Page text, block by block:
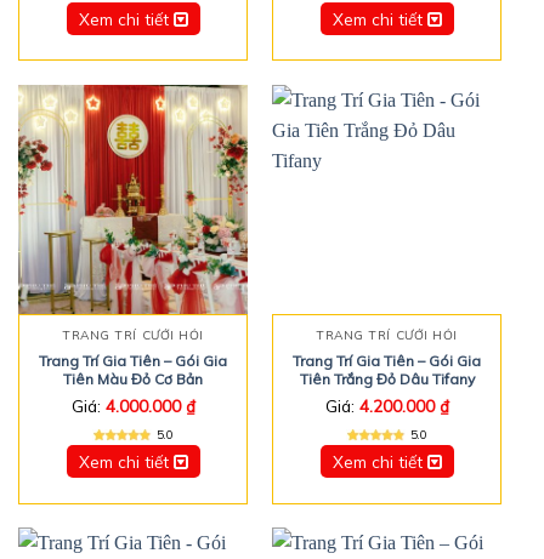
Xem chi tiết Xem chi tiết
TRANG TRÍ CƯỚI HỎI
Trang Trí Gia Tiên – Gói Gia
Tiên Màu Đỏ Cơ Bản
Giá: 4.000.000₫
5.0
Xem chi tiết
TRANG TRÍ CƯỚI HỎI
Trang Trí Gia Tiên – Gói Gia
Tiên Trắng Đỏ Dâu Tifany
Giá: 4.200.000₫
5.0
Xem chi tiết